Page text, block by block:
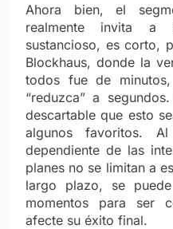
Ahora bien, el
realmente invita a
sustancioso, es corto,
Blockhaus, donde la
todos fue de
“reduzca” a
descartable que esto
algunos favoritos.
dependiente de las
planes no se limitan a
largo plazo, se
momentos para ser
afecte su éxito final.